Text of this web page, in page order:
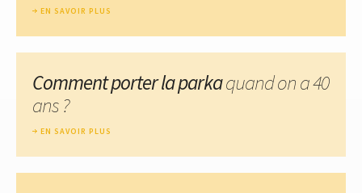
EN SAVOIR PLUS
Comment porter la parkaquand on a 40
ans ?
EN SAVOIR PLUS